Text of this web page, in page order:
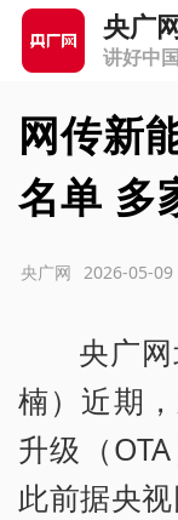
央广
讲好中
网传新
名单 多
2026-05-09
央广网
央广
楠）近期
升级（
此前据央